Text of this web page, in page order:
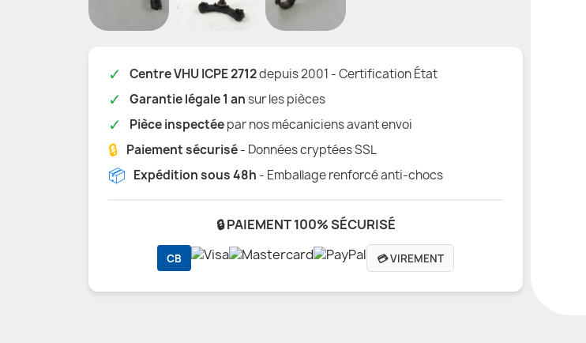
✓ Centre VHU ICPE 2712depuis 2001 - Certification État
✓ Garantie légale 1 ansur les pièces
✓ Pièce inspectéepar nos mécaniciens avant envoi
🔒 Paiement sécurisé- Données cryptées SSL
📦 Expédition sous 48h - Emballage renforcé anti-chocs
🔒 PAIEMENT 100% SÉCURISÉ
CB 💳 VIREMENT